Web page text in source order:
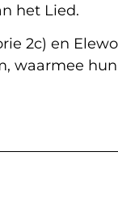
het Lied.
2c) en
waarmee